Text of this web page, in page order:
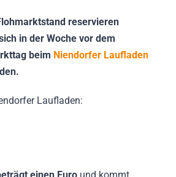
reservieren
in der Woche vor dem
beim Niendorfer Laufladen
Laufladen: